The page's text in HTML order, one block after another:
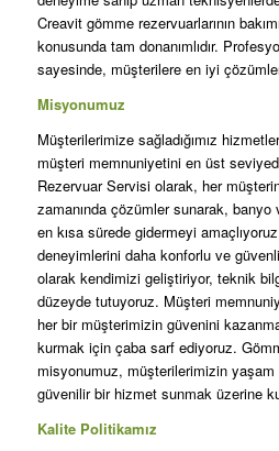
Creavit gömme rezervuarlarının
konusunda tam donanımlıdır.
sayesinde, müşterilere en iyi
Misyonumuz
Müşterilerimize sağladığımız
müşteri memnuniyetini en üst
Rezervuar Servisi olarak, her
zamanında çözümler sunarak, banyo
en kısa sürede gidermeyi
deneyimlerini daha konforlu ve
olarak kendimizi geliştiriyor, teknik
düzeyde tutuyoruz. Müşteri
her bir müşterimizin güvenini
kurmak için çaba sarf ediyoruz.
misyonumuz, müşterilerimizin yaşam
güvenilir bir hizmet sunmak üzerine
Kalite Politikamız